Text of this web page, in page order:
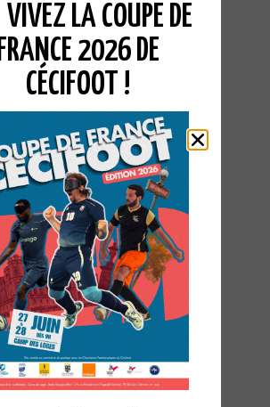
VIVEZ LA COUPE DE
FRANCE 2026 DE
CÉCIFOOT !